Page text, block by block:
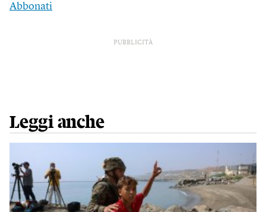
Abbonati
PUBBLICITÀ
Leggi anche